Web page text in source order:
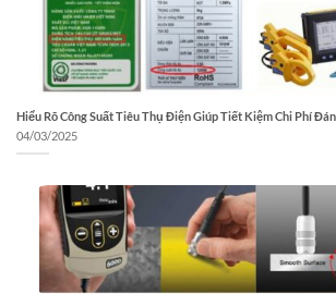
Hiểu Rõ Công Suất Tiêu Thụ Điện Giúp Tiết Kiệm Chi Phí
04/03/2025